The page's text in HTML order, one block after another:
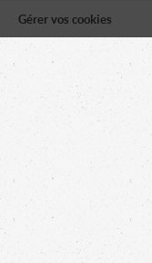
Gérer vos cookies